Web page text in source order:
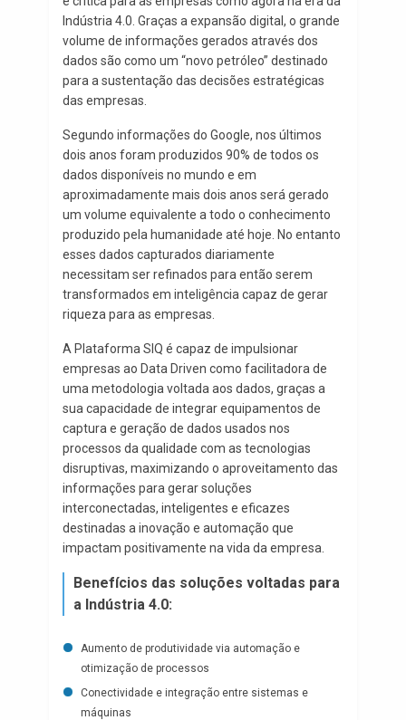
Indústria 4.0. Graças a expansão digital, o grande
volume de informações gerados através dos
dados são como um “novo petróleo” destinado
para a sustentação das decisões estratégicas
das empresas.
Segundo informações do Google, nos últimos
dois anos foram produzidos 90% de todos os
dados disponíveis no mundo e em
aproximadamente mais dois anos será gerado
um volume equivalente a todo o conhecimento
produzido pela humanidade até hoje. No entanto
esses dados capturados diariamente
necessitam ser refinados para então serem
transformados em inteligência capaz de gerar
riqueza para as empresas.
A Plataforma SIQ é capaz de impulsionar
empresas ao Data Driven como facilitadora de
uma metodologia voltada aos dados, graças a
sua capacidade de integrar equipamentos de
captura e geração de dados usados nos
processos da qualidade com as tecnologias
disruptivas, maximizando o aproveitamento das
informações para gerar soluções
interconectadas, inteligentes e eficazes
destinadas a inovação e automação que
impactam positivamente na vida da empresa.
Benefícios das soluções voltadas para
a Indústria 4.0:
Aumento de produtividade via automação e
otimização de processos
Conectividade e integração entre sistemas e
máquinas